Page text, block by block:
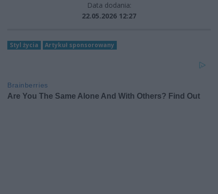
Data dodania:
22.05.2026 12:27
Styl życia Artykuł sponsorowany